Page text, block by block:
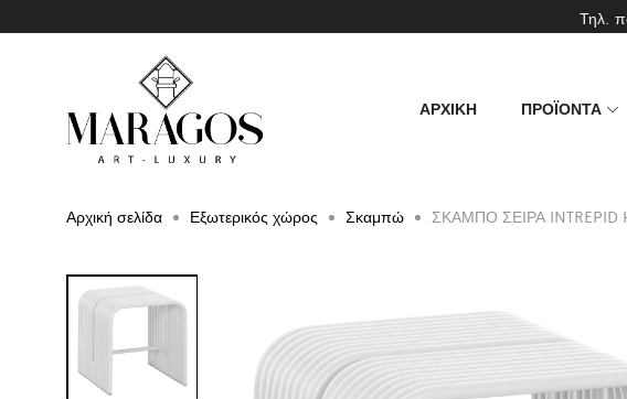
Τηλ.
ΑΡΧΙΚΗ ΠΡΟΪΟΝΤΑ
Αρχική σελίδα Εξωτερικός χώρος Σκαμπώ ΣΚΑΜΠΟ ΣΕΙΡΑ INTREPID